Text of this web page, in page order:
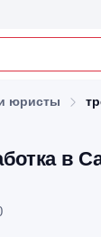
юристы
в